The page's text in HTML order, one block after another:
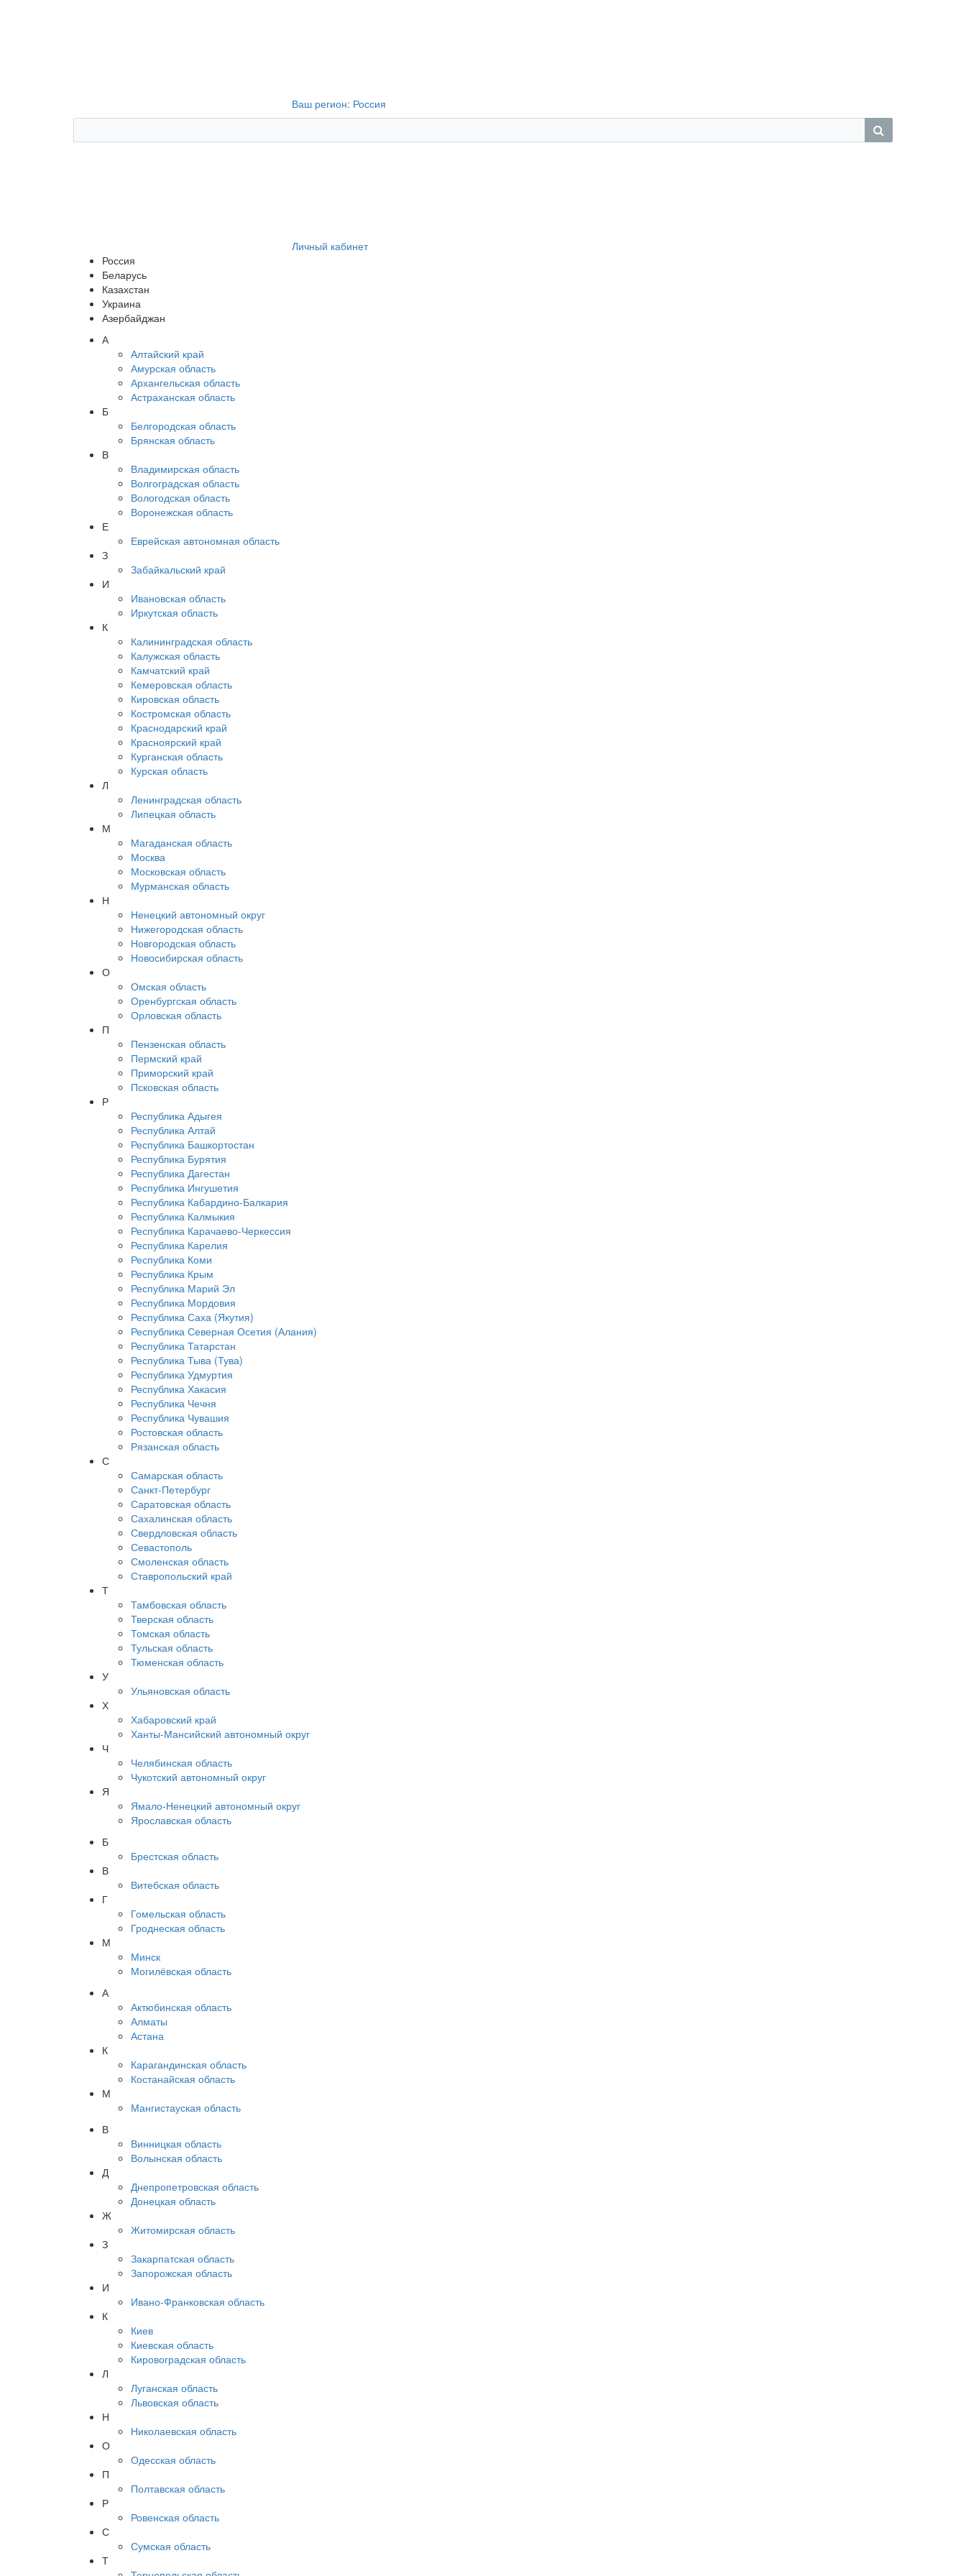
Ваш регион: Россия
Личный кабинет
Россия
Беларусь
Казахстан
Украина
Азербайджан
А
Алтайский край
Амурская область
Архангельская область
Астраханская область
Б
Белгородская область
Брянская область
В
Владимирская область
Волгоградская область
Вологодская область
Воронежская область
Е
Еврейская автономная область
З
Забайкальский край
И
Ивановская область
Иркутская область
К
Калининградская область
Калужская область
Камчатский край
Кемеровская область
Кировская область
Костромская область
Краснодарский край
Красноярский край
Курганская область
Курская область
Л
Ленинградская область
Липецкая область
М
Магаданская область
Москва
Московская область
Мурманская область
Н
Ненецкий автономный округ
Нижегородская область
Новгородская область
Новосибирская область
О
Омская область
Оренбургская область
Орловская область
П
Пензенская область
Пермский край
Приморский край
Псковская область
Р
Республика Адыгея
Республика Алтай
Республика Башкортостан
Республика Бурятия
Республика Дагестан
Республика Ингушетия
Республика Кабардино-Балкария
Республика Калмыкия
Республика Карачаево-Черкессия
Республика Карелия
Республика Коми
Республика Крым
Республика Марий Эл
Республика Мордовия
Республика Саха (Якутия)
Республика Северная Осетия (Алания)
Республика Татарстан
Республика Тыва (Тува)
Республика Удмуртия
Республика Хакасия
Республика Чечня
Республика Чувашия
Ростовская область
Рязанская область
С
Самарская область
Санкт-Петербург
Саратовская область
Сахалинская область
Свердловская область
Севастополь
Смоленская область
Ставропольский край
Т
Тамбовская область
Тверская область
Томская область
Тульская область
Тюменская область
У
Ульяновская область
Х
Хабаровский край
Ханты-Мансийский автономный округ
Ч
Челябинская область
Чукотский автономный округ
Я
Ямало-Ненецкий автономный округ
Ярославская область
Б
Брестская область
В
Витебская область
Г
Гомельская область
Гроднеская область
М
Минск
Могилёвская область
А
Актюбинская область
Алматы
Астана
К
Карагандинская область
Костанайская область
М
Мангистауская область
В
Винницкая область
Волынская область
Д
Днепропетровская область
Донецкая область
Ж
Житомирская область
З
Закарпатская область
Запорожская область
И
Ивано-Франковская область
К
Киев
Киевская область
Кировоградская область
Л
Луганская область
Львовская область
Н
Николаевская область
О
Одесская область
П
Полтавская область
Р
Ровенская область
С
Сумская область
Т